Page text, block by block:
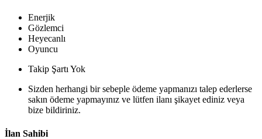
Enerjik
Gözlemci
Heyecanlı
Oyuncu
Takip Şartı Yok
Sizden herhangi bir sebeple ödeme yapmanızı talep ederlerse
sakın ödeme yapmayınız ve lütfen ilanı şikayet ediniz veya
bize bildiriniz.
İlan Sahibi